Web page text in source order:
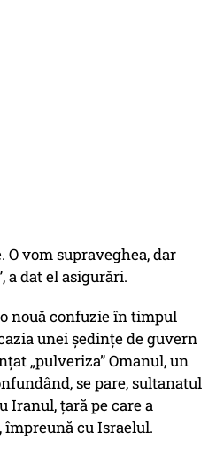
O vom supraveghea, dar
a dat el asigurări.
nouă confuzie în timpul
unei şedinţe de guvern
„pulveriza” Omanul, un
se pare, sultanatul
Iranul, țară pe care a
împreună cu Israelul.